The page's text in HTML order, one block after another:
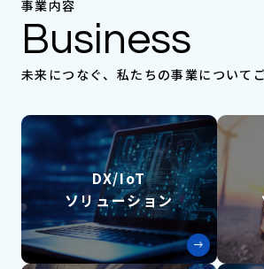
事業内容
Business
未来につなぐ、私たちの事業について
DX/IoT
ソリューション